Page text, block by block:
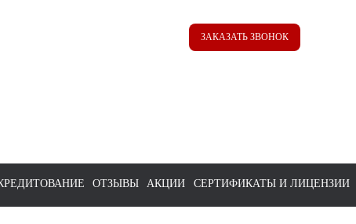
ЗАКАЗАТЬ ЗВОНОК
ОТЗЫВЫ АКЦИИ СЕРТИФИКАТЫ И ЛИЦЕНЗИИ